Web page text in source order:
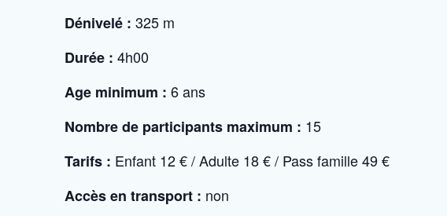
Dénivelé : 325 m
Durée : 4h00
Age minimum : 6 ans
Nombre de participants maximum : 15
Tarifs : Enfant 12 € / Adulte 18 € / Pass famille 49 €
Accès en transport : non